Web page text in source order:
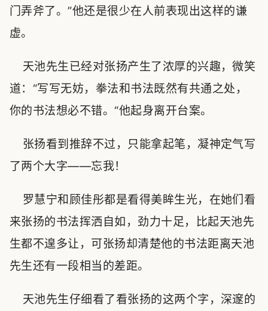
门弄斧了。”他还是很少在人前表现出这样的谦
虚。
天池先生已经对张扬产生了浓厚的兴趣，微笑
道：“写写无妨，拳法和书法既然有共通之处，
你的书法想必不错。“他起身离开台案。
张扬看到推辞不过，只能拿起笔，凝神定气写
了两个大字——忘我！
罗慧宁和顾佳彤都是看得美眸生光，在她们看
来张扬的书法挥洒自如，劲力十足，比起天池先
生都不遑多让，可张扬却清楚他的书法距离天池
先生还有一段相当的差距。
天池先生仔细看了看张扬的这两个字，深邃的